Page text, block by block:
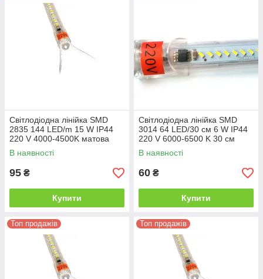
Світлодіодна лінійка SMD
2835 144 LED/m 15 W IP44
220 V 4000-4500K матова
В наявності
95 ₴
Купити
Світлодіодна лінійка SMD
3014 64 LED/30 см 6 W IP44
220 V 6000-6500 K 30 см
матова
В наявності
60 ₴
Купити
Топ продажів Топ продажів